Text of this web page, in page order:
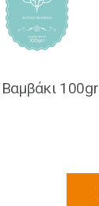
100gr